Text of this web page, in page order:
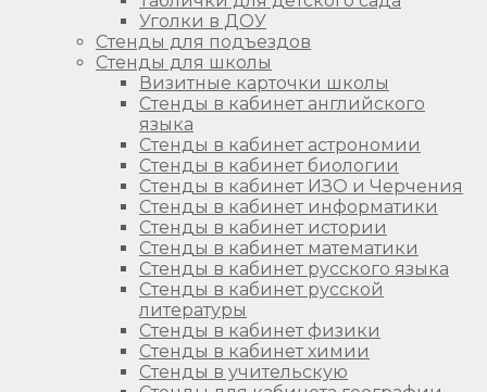
Уголки в ДОУ
Стенды для подъездов
Стенды для школы
Визитные карточки школы
Стенды в кабинет английского
языка
Стенды в кабинет астрономии
Стенды в кабинет биологии
Стенды в кабинет ИЗО и Черчения
Стенды в кабинет информатики
Стенды в кабинет истории
Стенды в кабинет математики
Стенды в кабинет русского языка
Стенды в кабинет русской
литературы
Стенды в кабинет физики
Стенды в кабинет химии
Стенды в учительскую